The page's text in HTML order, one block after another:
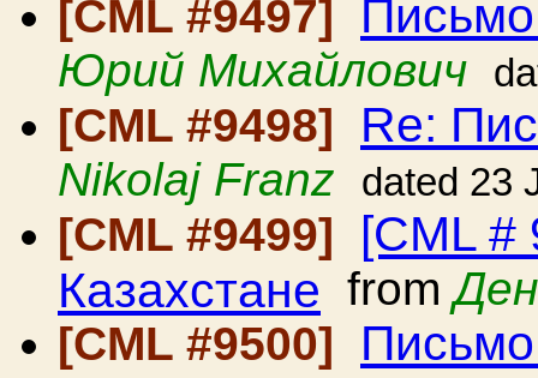
[CML #9497]
Юрий Михайлович
[CML #9498] Re:
Nikolaj Franz dated 23
[CML #9499] [CML
Казахстане from
[CML #9500]